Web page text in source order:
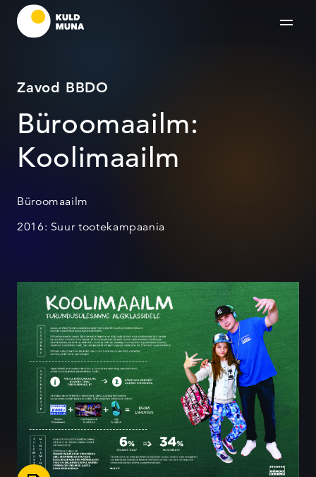
Zavod BBDO
Büroomaailm:
Koolimaailm
Büroomaailm
2016: Suur tootekampaania